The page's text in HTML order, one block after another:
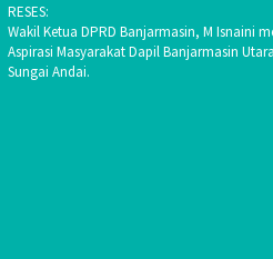
RESES:
Wakil Ketua DPRD Banjarmasin, M Isnaini
Aspirasi Masyarakat Dapil Banjarmasin
Sungai Andai.